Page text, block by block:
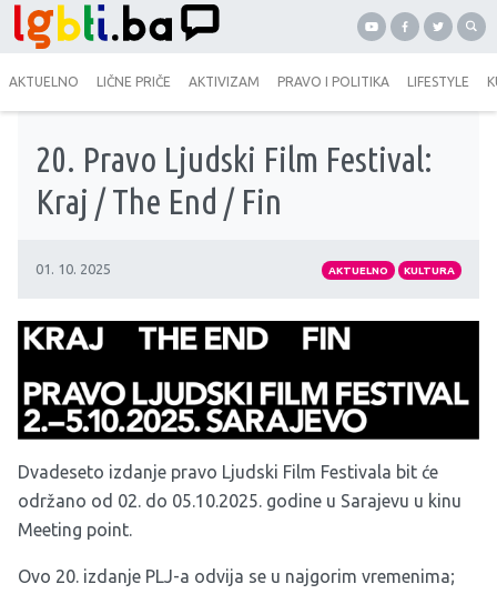
AKTUELNO LIČNE PRIČE AKTIVIZAM PRAVO I POLITIKA LIFESTYLE
20. Pravo Ljudski Film Festival:
Kraj / The End / Fin
01. 10. 2025 AKTUELNO KULTURA
Dvadeseto izdanje pravo Ljudski Film Festivala bit će
održano od 02. do 05.10.2025. godine u Sarajevu u kinu
Meeting point.
Ovo 20. izdanje PLJ-a odvija se u najgorim vremenima;